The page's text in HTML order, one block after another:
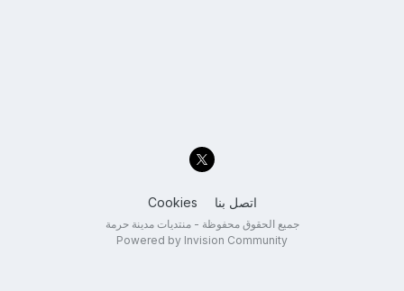
اتصل بنا Cookies
جميع الحقوق محفوظة - منتديات مدينة حرمة
Powered by Invision Community